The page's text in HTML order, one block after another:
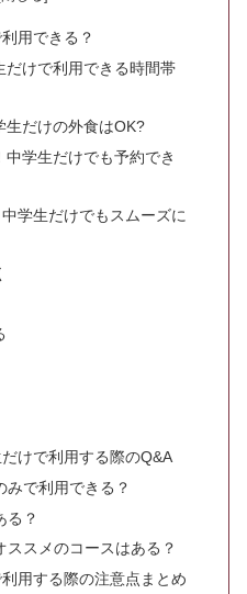
用できる？
けで利用できる時間帯
生だけの外食はOK?
学生だけでも予約でき
学生だけでもスムーズに
けで利用する際のQ&A
みで利用できる？
る？
スメのコースはある？
用する際の注意点まとめ